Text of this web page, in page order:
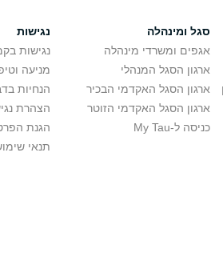
סגל ומינהלה
אגפים ומשרדי מינהלה
ארגון הסגל המנהלי
ארגון הסגל האקדמי הבכיר
ארגון הסגל האקדמי הזוטר
כניסה ל-My Tau
נגישות
נגישות
מניעה
הנחיות
הצהרת
הגנת
תנאי